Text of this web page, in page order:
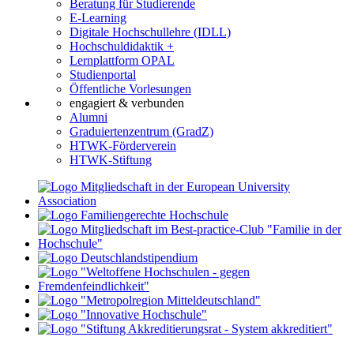
Beratung für Studierende
E-Learning
Digitale Hochschullehre (IDLL)
Hochschuldidaktik +
Lernplattform OPAL
Studienportal
Öffentliche Vorlesungen
engagiert & verbunden
Alumni
Graduiertenzentrum (GradZ)
HTWK-Förderverein
HTWK-Stiftung